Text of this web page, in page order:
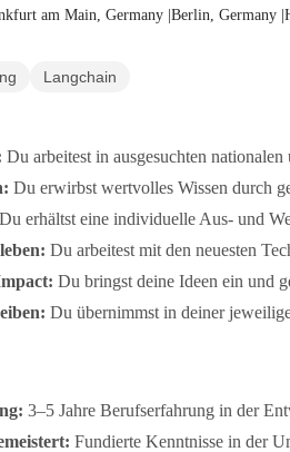
am Main, Germany |Berlin, Germany |
Langchain
Du arbeitest in ausgesuchten
Du erwirbst wertvolles Wissen durch
Du erhältst eine individuelle Aus- und
Du arbeitest mit den neuesten
Du bringst deine Ideen ein und
Du übernimmst in deiner
3–5 Jahre Berufserfahrung in der
Fundierte Kenntnisse in der